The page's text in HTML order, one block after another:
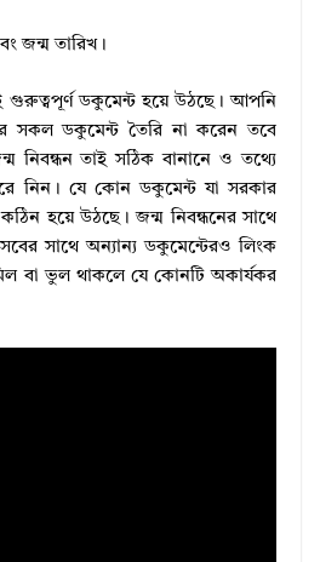
জন্ম তারিখ।
গুরুত্বপূর্ণ ডকুমেন্ট হয়ে উঠছে। আপনি
সকল ডকুমেন্ট তৈরি না করেন তবে
নিবন্ধন তাই সঠিক বানানে ও তথ্যে
নিন। যে কোন ডকুমেন্ট যা সরকার
হয়ে উঠছে। জন্ম নিবন্ধনের সাথে
সাথে অন্যান্য ডকুমেন্টেরও লিংক
বা ভুল থাকলে যে কোনটি অকার্যকর